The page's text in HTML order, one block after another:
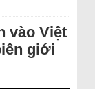
vào Việt
giới